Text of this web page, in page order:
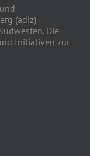
(adiz)
Die
Initiativen zur